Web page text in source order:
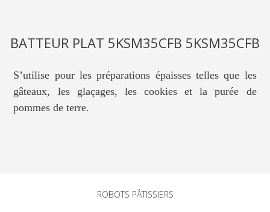
BATTEUR PLAT 5KSM35CFB 5KSM35CFB
S’utilise pour les préparations épaisses telles que les
gâteaux, les glaçages, les cookies et la purée de
pommes de terre.
ROBOTS PÂTISSIERS